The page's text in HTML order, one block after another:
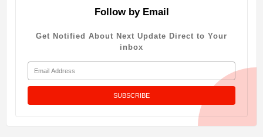
Follow by Email
Get Notified About Next Update Direct to Your
inbox